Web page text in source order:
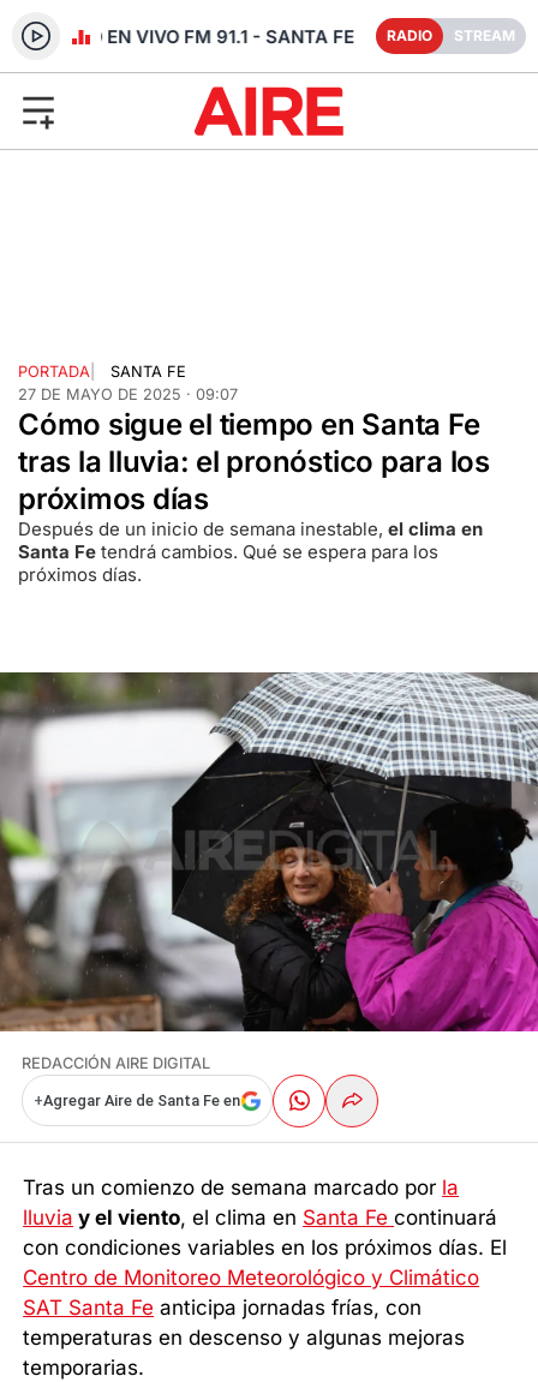
RADIO EN VIVO FM 91.1 - SANTA FE RADIO STREAM
PORTADA
SANTA FE
27 DE MAYO DE 2025 · 09:07
Cómo sigue el tiempo en Santa Fe
tras la lluvia: el pronóstico para los
próximos días
Después de un inicio de semana inestable, el clima en
Santa Fe tendrá cambios. Qué se espera para los
próximos días.
REDACCIÓN AIRE DIGITAL
+Agregar Aire de Santa Fe en
Tras un comienzo de semana marcado por la
lluvia y el viento, el clima en Santa Fecontinuará
con condiciones variables en los próximos días. El
Centro de Monitoreo Meteorológico y Climático
SAT Santa Fe anticipa jornadas frías, con
temperaturas en descenso y algunas mejoras
temporarias.